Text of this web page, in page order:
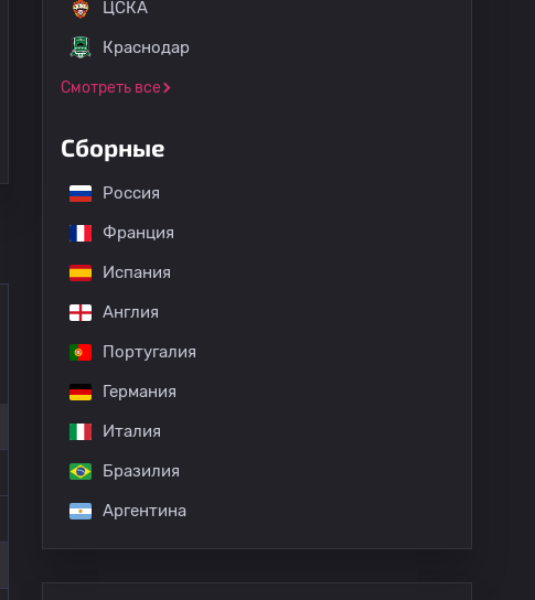
ЦСКА
Краснодар
Смотреть все
Сборные
Россия
Франция
Испания
Англия
Португалия
Германия
Италия
Бразилия
Аргентина